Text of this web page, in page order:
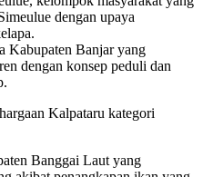
dengan upaya
Kabupaten Banjar yang
dengan konsep peduli dan
Kalpataru kategori
Banggai Laut yang